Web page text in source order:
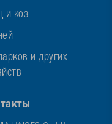
и коз
и других